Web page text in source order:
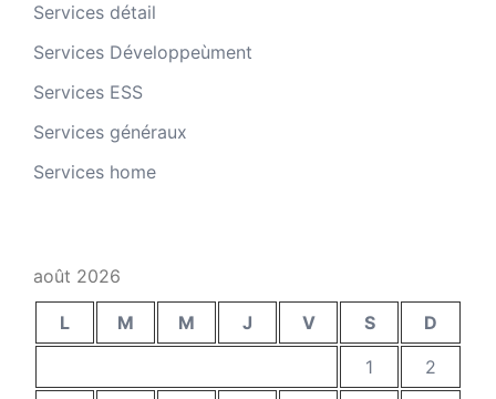
Services détail
Services Développeùment
Services ESS
Services généraux
Services home
août 2026
L M M J V S
D
1
2